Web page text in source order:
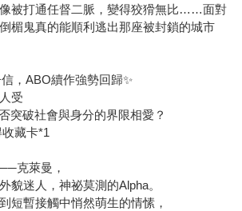
被打通任督二脈，變得狡猾無比……面對
楣鬼真的能順利逃出那座被封鎖的城市
，ABO續作強勢回歸✨
受
突破社會與身分的界限相愛？
藏卡*1
克萊曼，
貌迷人，神祕莫測的Alpha。
短暫接觸中悄然萌生的情愫，